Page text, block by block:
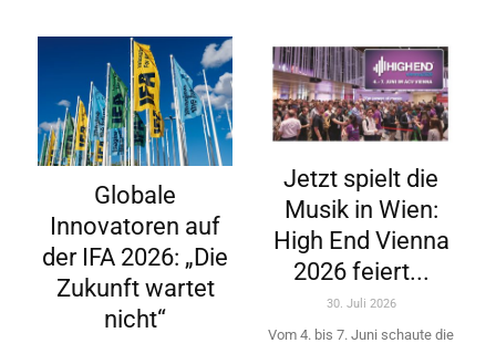
Globale
Innovatoren auf
der IFA 2026: „Die
Zukunft wartet
nicht“
Jetzt spielt die
Musik in Wien:
High End Vienna
2026 feiert...
30. Juli 2026
Vom 4. bis 7. Juni schaute die